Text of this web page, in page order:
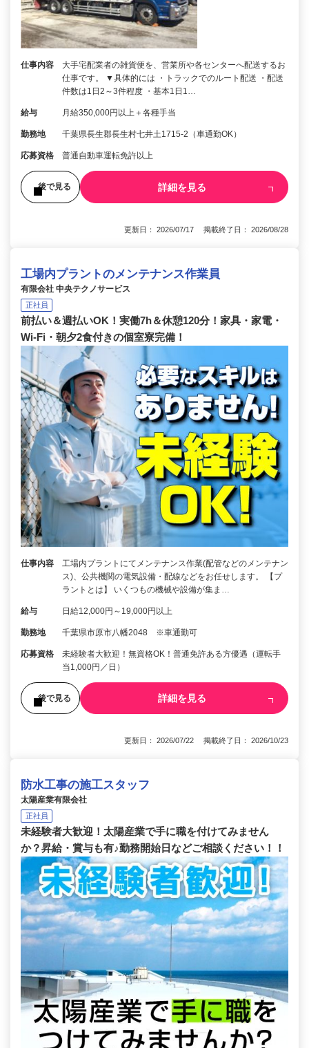
仕事内容
大手宅配業者の雑貨便を、営業所や各センターへ配送するお
仕事です。 ▼具体的には ・トラックでのルート配送 ・配送
件数は1日2～3件程度 ・基本1日1…
給与 月給350,000円以上＋各種手当
勤務地 千葉県長生郡長生村七井土1715-2（車通勤OK）
応募資格 普通自動車運転免許以上
後で見る 詳細を見る
更新日： 2026/07/17 掲載終了日： 2026/08/28
工場内プラントのメンテナンス作業員
有限会社 中央テクノサービス
正社員
前払い＆週払いOK！実働7h＆休憩120分！家具・家電・
Wi-Fi・朝夕2食付きの個室寮完備！
仕事内容
工場内プラントにてメンテナンス作業(配管などのメンテナン
ス)、公共機関の電気設備・配線などをお任せします。 【プ
ラントとは】 いくつもの機械や設備が集ま…
給与 日給12,000円～19,000円以上
勤務地 千葉県市原市八幡2048 ※車通勤可
応募資格
未経験者大歓迎！無資格OK！普通免許ある方優遇（運転手
当1,000円／日）
後で見る 詳細を見る
更新日： 2026/07/22 掲載終了日： 2026/10/23
防水工事の施工スタッフ
太陽産業有限会社
正社員
未経験者大歓迎！太陽産業で手に職を付けてみません
か？昇給・賞与も有♪勤務開始日などご相談ください！！